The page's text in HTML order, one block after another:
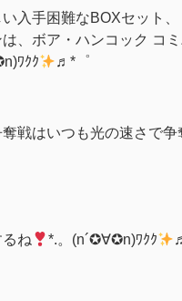
入手困難なBOXセット、
、ボア・ハンコック コ
ﾜｸｸ
♬*゜
奪戦はいつも光の速さで
ね *.。(n´✪∀✪n)ﾜｸｸ